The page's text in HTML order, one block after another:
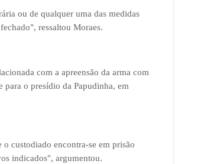
ou de qualquer uma das medidas
ressaltou Moraes.
com a apreensão da arma com
o presídio da Papudinha, em
custodiado encontra-se em prisão
indicados", argumentou.